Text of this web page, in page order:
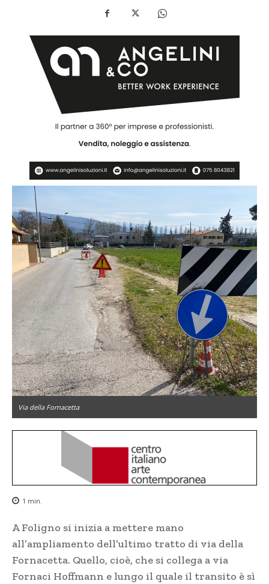
Via della Fornacetta
1 min.
A Foligno si inizia a mettere mano
all’ampliamento dell’ultimo tratto di via della
Fornacetta. Quello, cioè, che si collega a via
Fornaci Hoffmann e lungo il quale il transito è sì